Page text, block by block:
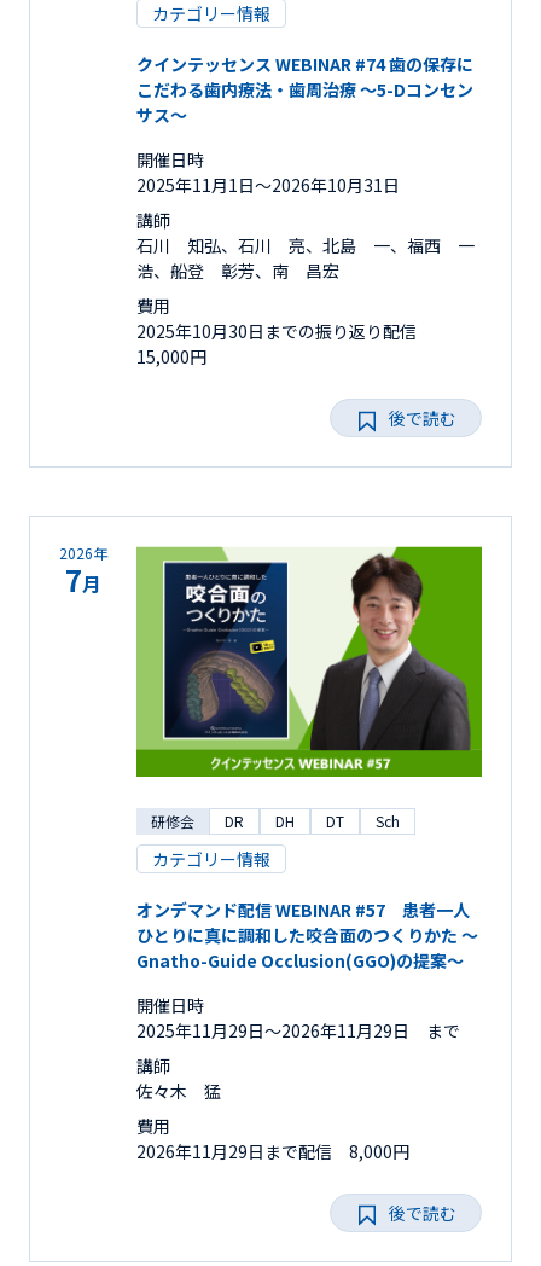
カテゴリー情報
クインテッセンス WEBINAR #74 歯の保存に
こだわる歯内療法・歯周治療 ～5-Dコンセン
サス～
開催日時
2025年11月1日〜2026年10月31日
講師
石川 知弘、石川 亮、北島 一、福西 一
浩、船登 彰芳、南 昌宏
費用
2025年10月30日までの振り返り配信
15,000円
後で読む
2026年
7月
研修会 DR DH DT Sch
カテゴリー情報
オンデマンド配信 WEBINAR #57 患者一人
ひとりに真に調和した咬合面のつくりかた ～
Gnatho-Guide Occlusion(GGO)の提案～
開催日時
2025年11月29日〜2026年11月29日 まで
講師
佐々木 猛
費用
2026年11月29日まで配信 8,000円
後で読む